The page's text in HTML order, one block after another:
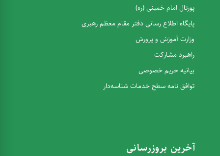
پورتال امام خمینی (ره)
پایگاه اطلاع رسانی دفتر مقام معظم رهبری
وزارت آموزش و پرورش
راهبرد مشارکت
بیانیه حریم خصوصی
توافق نامه سطح خدمات شناسه‌دار
آخرین بروزرسانی